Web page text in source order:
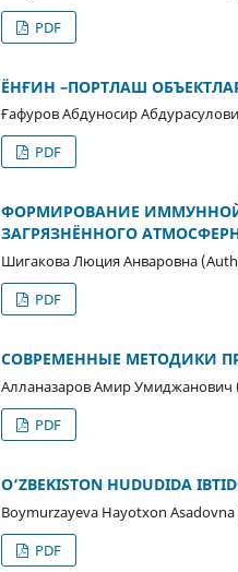
PDF
ЁНҒИН –ПОРТЛАШ
Ғафуров Абдуносир
PDF
ФОРМИРОВАНИЕ
ЗАГРЯЗНЁННОГО
Шигакова Люция Анваровна
PDF
СОВРЕМЕННЫЕ МЕТОДИКИ
Алланазаров Амир Умиджанович
PDF
O‘ZBEKISTON HUDUDIDA
Boymurzayeva Hayotxon
PDF